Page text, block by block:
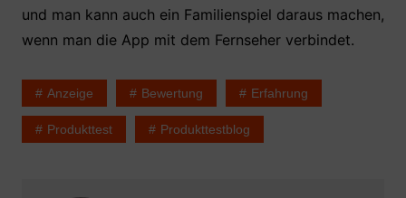
und man kann auch ein Familienspiel daraus machen,
wenn man die App mit dem Fernseher verbindet.
Anzeige Bewertung Erfahrung
Produkttest Produkttestblog